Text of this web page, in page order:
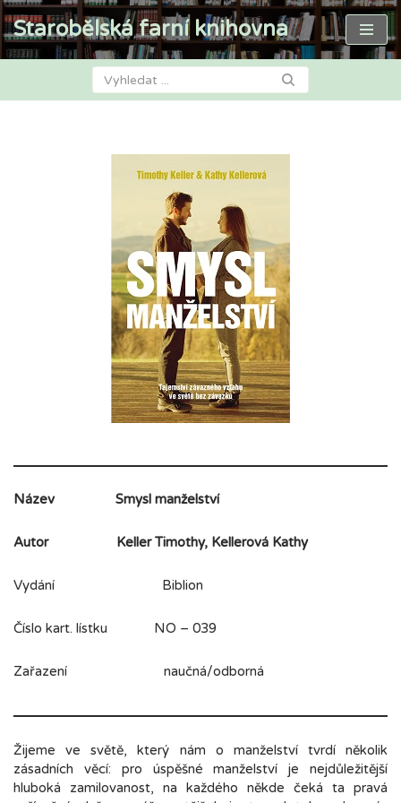
Přeskočit
Starobělská farní knihovna
Název Smysl manželství
Autor Keller Timothy, Kellerová Kathy
Vydání Biblion
Číslo kart. lístku NO – 039
Zařazení naučná/odborná
Žijeme ve světě, který nám o manželství tvrdí několik
zásadních věcí: pro úspěšné manželství je nejdůležitější
hluboká zamilovanost, na každého někde čeká ta pravá